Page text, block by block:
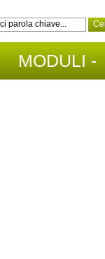
MODULI -